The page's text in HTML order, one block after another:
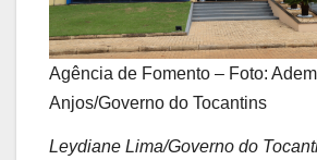
Agência de Fomento – Foto:
Anjos/Governo do Tocantins
Leydiane Lima/Governo do